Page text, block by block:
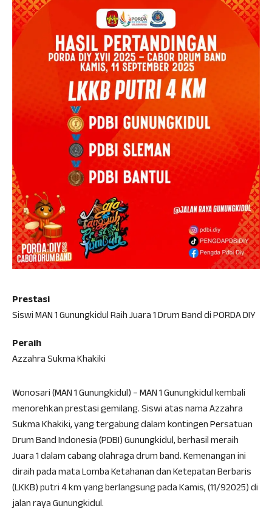
Prestasi
Siswi MAN 1 Gunungkidul Raih Juara 1 Drum Band di PORDA DIY
Peraih
Azzahra Sukma Khakiki
Wonosari (MAN 1 Gunungkidul) – MAN 1 Gunungkidul kembali
menorehkan prestasi gemilang. Siswi atas nama Azzahra
Sukma Khakiki, yang tergabung dalam kontingen Persatuan
Drum Band Indonesia (PDBI) Gunungkidul, berhasil meraih
Juara 1 dalam cabang olahraga drum band. Kemenangan ini
diraih pada mata Lomba Ketahanan dan Ketepatan Berbaris
(LKKB) putri 4 km yang berlangsung pada Kamis, (11/92025) di
jalan raya Gunungkidul.